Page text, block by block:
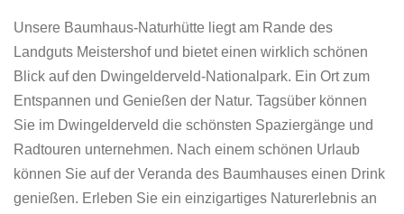
Unsere Baumhaus-Naturhütte liegt am Rande des
Landguts Meistershof und bietet einen wirklich schönen
Blick auf den Dwingelderveld-Nationalpark. Ein Ort zum
Entspannen und Genießen der Natur. Tagsüber können
Sie im Dwingelderveld die schönsten Spaziergänge und
Radtouren unternehmen. Nach einem schönen Urlaub
können Sie auf der Veranda des Baumhauses einen Drink
genießen. Erleben Sie ein einzigartiges Naturerlebnis an